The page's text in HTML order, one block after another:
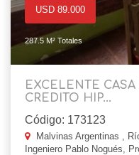
USD 89.000
287.5 M² Totales
EXCELENTE
CREDITO HIP...
Código: 173123
Malvinas Argentinas ,
Ingeniero Pablo Nogués,